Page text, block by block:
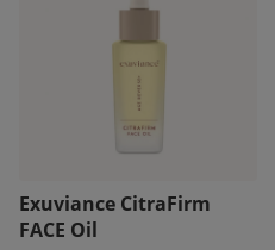
Exuviance CitraFirm
FACE Oil